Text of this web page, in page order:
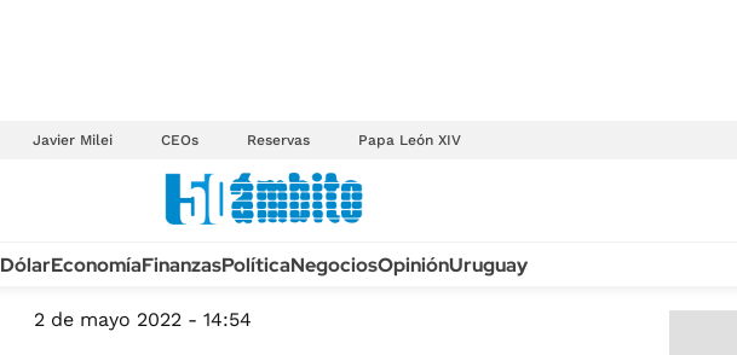
Javier Milei CEOs Reservas Papa León XIV
TECNOLOGÍA
MÉXICO
DólarEconomíaFinanzasPolíticaNegociosOpiniónUruguay
2 de mayo 2022 - 14:54